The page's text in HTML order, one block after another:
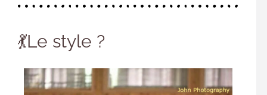
💃Le style ?